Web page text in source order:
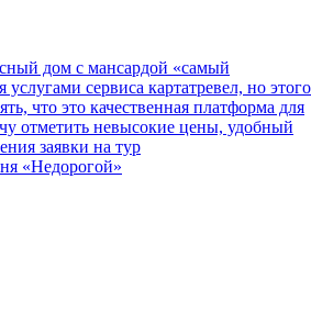
дом с мансардой «самый
услугами сервиса картатревел, но этого
что это качественная платформа для
отметить невысокие цены, удобный
заявки на тур